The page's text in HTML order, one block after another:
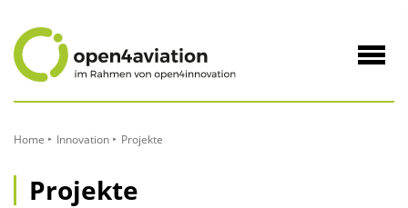
Inhalt
Home Innovation Projekte
Projekte